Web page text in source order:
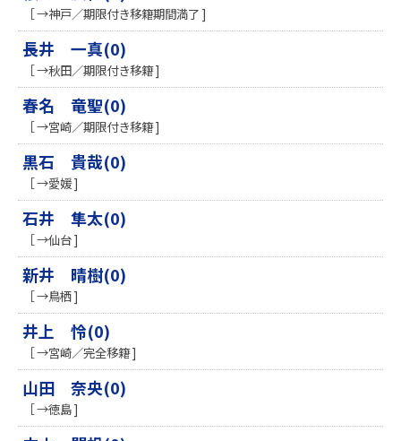
［ →神戸／期限付き移籍期間満了 ]
長井 一真(0)
［ →秋田／期限付き移籍 ]
春名 竜聖(0)
［ →宮崎／期限付き移籍 ]
黒石 貴哉(0)
［ →愛媛 ]
石井 隼太(0)
［ →仙台 ]
新井 晴樹(0)
［ →鳥栖 ]
井上 怜(0)
［ →宮崎／完全移籍 ]
山田 奈央(0)
［ →徳島 ]